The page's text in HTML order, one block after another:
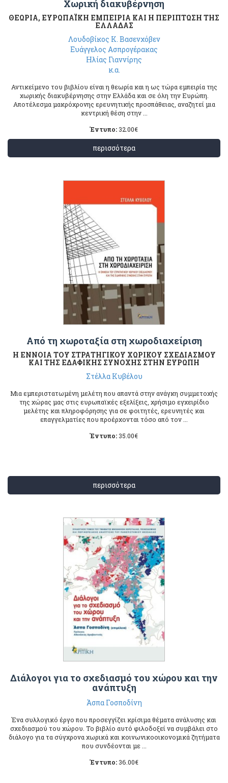
Χωρική διακυβέρνηση
ΘΕΩΡΙΑ, ΕΥΡΩΠΑΪΚΗ ΕΜΠΕΙΡΙΑ ΚΑΙ Η ΠΕΡΙΠΤΩΣΗ ΤΗΣ
ΕΛΛΑΔΑΣ
Λουδοβίκος Κ. Βασενχόβεν
Ευάγγελος Ασπρογέρακας
Ηλίας Γιαννίρης
κ.α.
Αντικείμενο του βιβλίου είναι η θεωρία και η ως τώρα εμπειρία της
χωρικής διακυβέρνησης στην Ελλάδα και σε όλη την Ευρώπη.
Αποτέλεσμα μακρόχρονης ερευνητικής προσπάθειας, αναζητεί μια
κεντρική θέση στην ...
Έντυπο: 32.00€
περισσότερα
Από τη χωροταξία στη χωροδιαχείριση
Η ΕΝΝΟΙΑ ΤΟΥ ΣΤΡΑΤΗΓΙΚΟΥ ΧΩΡΙΚΟΥ ΣΧΕΔΙΑΣΜΟΥ
ΚΑΙ ΤΗΣ ΕΔΑΦΙΚΗΣ ΣΥΝΟΧΗΣ ΣΤΗΝ ΕΥΡΩΠΗ
Στέλλα Κυβέλου
Μια εμπεριστατωμένη μελέτη που απαντά στην ανάγκη συμμετοχής
της χώρας μας στις ευρωπαϊκές εξελίξεις, χρήσιμο εγχειρίδιο
μελέτης και πληροφόρησης για σε φοιτητές, ερευνητές και
επαγγελματίες που προέρχονται τόσο από τον ...
Έντυπο: 35.00€
περισσότερα
Διάλογοι για το σχεδιασμό του χώρου και την
ανάπτυξη
Άσπα Γοσποδίνη
Ένα συλλογικό έργο που προσεγγίζει κρίσιμα θέματα ανάλυσης και
σχεδιασμού του χώρου. Το βιβλίο αυτό φιλοδοξεί να συμβάλει στο
διάλογο για τα σύγχρονα χωρικά και κοινωνικοοικονομικά ζητήματα
που συνδέονται με ...
Έντυπο: 36.00€